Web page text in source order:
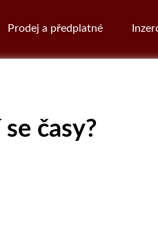
Prodej a předplatné
časy?